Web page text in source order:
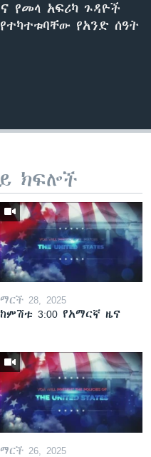
የመላ አፍሪካ ጉዳዮች
የአንድ ሰዓት
ክፍሎች
ማርች 28, 2025
ከምሽቱ 3:00 የአማርኛ ዜና
ማርች 26, 2025